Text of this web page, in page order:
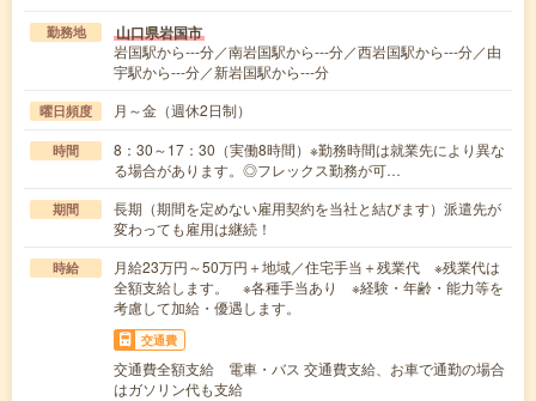
勤務地 山口県岩国市
岩国駅から---分／南岩国駅から---分／西岩国駅から---分／由
宇駅から---分／新岩国駅から---分
曜日頻度 月～金（週休2日制）
時間
8：30～17：30（実働8時間）※勤務時間は就業先により異な
る場合があります。◎フレックス勤務が可…
期間
長期（期間を定めない雇用契約を当社と結びます）派遣先が
変わっても雇用は継続！
時給
月給23万円～50万円＋地域／住宅手当＋残業代 ※残業代は
全額支給します。 ※各種手当あり ※経験・年齢・能力等を
考慮して加給・優遇します。
交通費
交通費全額支給 電車・バス 交通費支給、お車で通勤の場合
はガソリン代も支給